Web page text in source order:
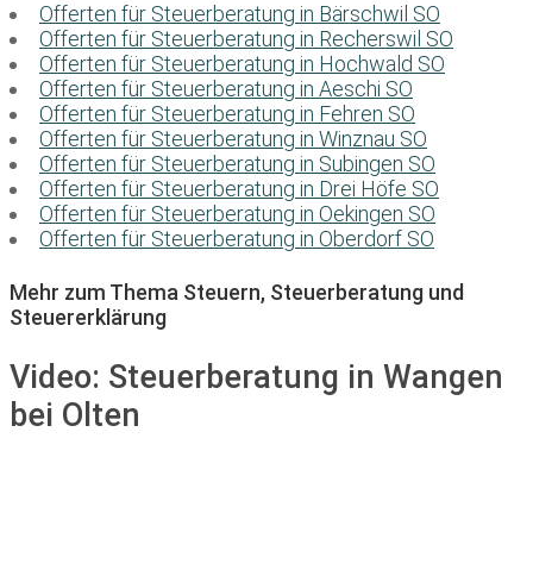
Offerten für Steuerberatung in Bärschwil SO
Offerten für Steuerberatung in Recherswil SO
Offerten für Steuerberatung in Hochwald SO
Offerten für Steuerberatung in Aeschi SO
Offerten für Steuerberatung in Fehren SO
Offerten für Steuerberatung in Winznau SO
Offerten für Steuerberatung in Subingen SO
Offerten für Steuerberatung in Drei Höfe SO
Offerten für Steuerberatung in Oekingen SO
Offerten für Steuerberatung in Oberdorf SO
Mehr zum Thema Steuern, Steuerberatung und
Steuererklärung
Video: Steuerberatung in Wangen
bei Olten